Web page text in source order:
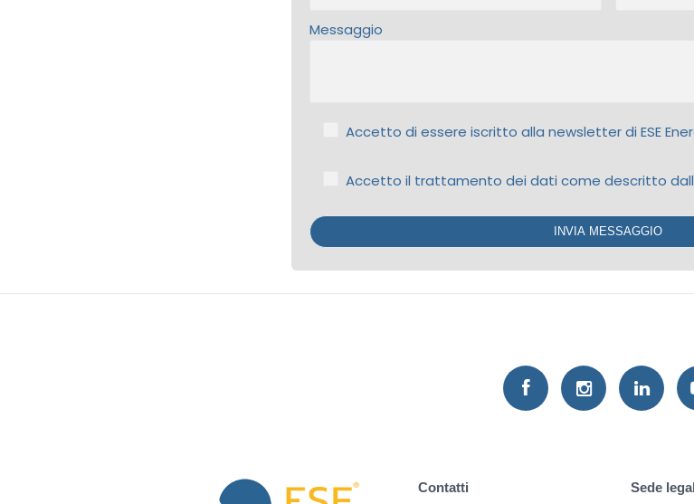
Messaggio
Accetto di essere iscritto alla newsletter di ESE
Accetto il trattamento dei dati come descritto
Contatti Sede